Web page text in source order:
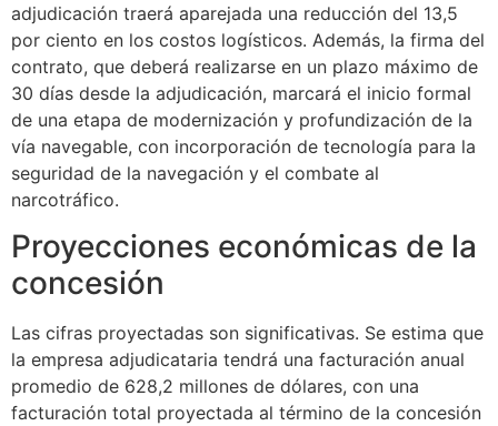
adjudicación traerá aparejada una reducción del 13,5
por ciento en los costos logísticos. Además, la firma del
contrato, que deberá realizarse en un plazo máximo de
30 días desde la adjudicación, marcará el inicio formal
de una etapa de modernización y profundización de la
vía navegable, con incorporación de tecnología para la
seguridad de la navegación y el combate al
narcotráfico.
Proyecciones económicas de la
concesión
Las cifras proyectadas son significativas. Se estima que
la empresa adjudicataria tendrá una facturación anual
promedio de 628,2 millones de dólares, con una
facturación total proyectada al término de la concesión